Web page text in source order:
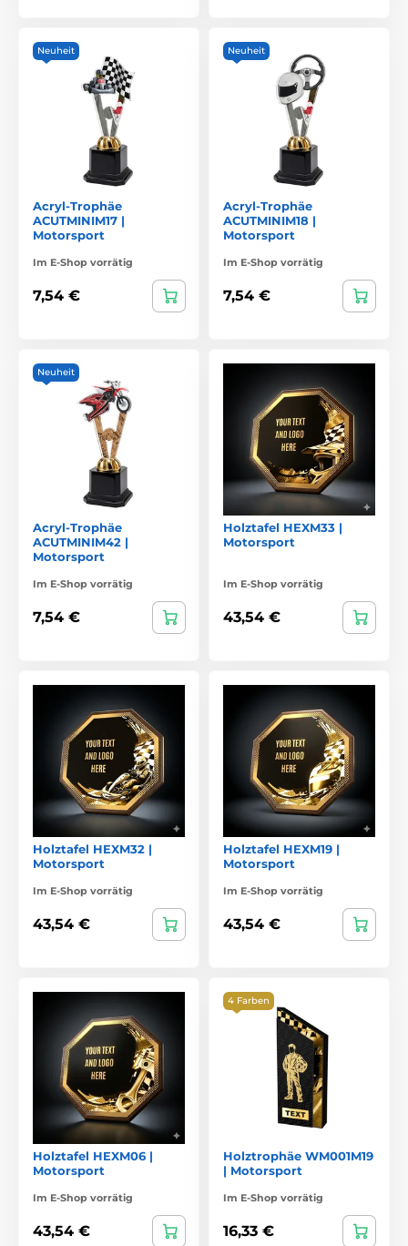
Neuheit
Acryl-Trophäe
ACUTMINIM17 |
Motorsport
Im E-Shop vorrätig
7,54 €
Neuheit
Acryl-Trophäe
ACUTMINIM18 |
Motorsport
Im E-Shop vorrätig
7,54 €
Neuheit
Acryl-Trophäe
ACUTMINIM42 |
Motorsport
Im E-Shop vorrätig
7,54 €
Holztafel HEXM33 |
Motorsport
Im E-Shop vorrätig
43,54 €
Holztafel HEXM32 |
Motorsport
Im E-Shop vorrätig
43,54 €
Holztafel HEXM19 |
Motorsport
Im E-Shop vorrätig
43,54 €
Holztafel HEXM06 |
Motorsport
Im E-Shop vorrätig
43,54 €
4 Farben
Holztrophäe WM001M19
| Motorsport
Im E-Shop vorrätig
16,33 €